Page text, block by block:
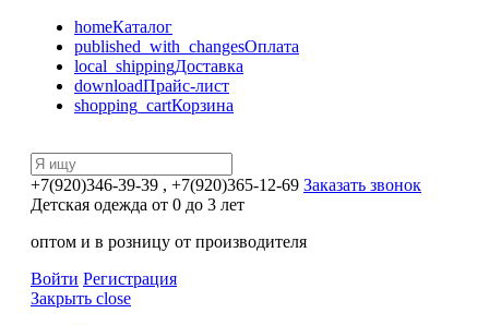
homeКаталог
published_with_changesОплата
local_shippingДоставка
downloadПрайс-лист
shopping_cartКорзина
+7(920)346-39-39 , +7(920)365-12-69 Заказать звонок
Детская одежда от 0 до 3 лет
оптом и в розницу от производителя
Войти Регистрация
Закрыть close